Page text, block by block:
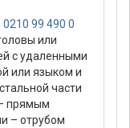
0210 99 490 0
или
с удаленными
или языком и
части
прямым
– отрубом